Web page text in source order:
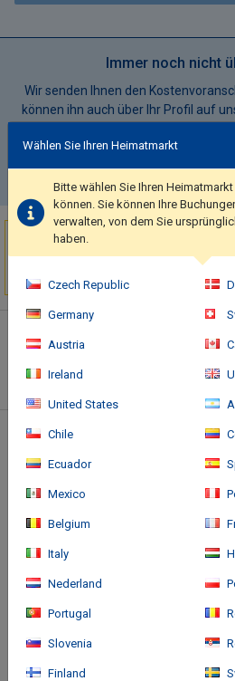
Immer noch nicht
Wir senden Ihnen den
können ihn auch über Ihr Profil auf
3 Unterkünftewurden in den letzten
gebucht
Hotel offers rustic style and futuristic
Standort des Hotels
Wählen Sie Ihren Heimatmarkt
Bitte wählen Sie Ihren
können. Sie können Ihre
verwalten, von dem Sie
haben.
Czech Republic
Germany
Austria
Ireland
United States
Chile
Ecuador
Mexico
Belgium
Italy
Nederland
Portugal
Slovenia
Finland